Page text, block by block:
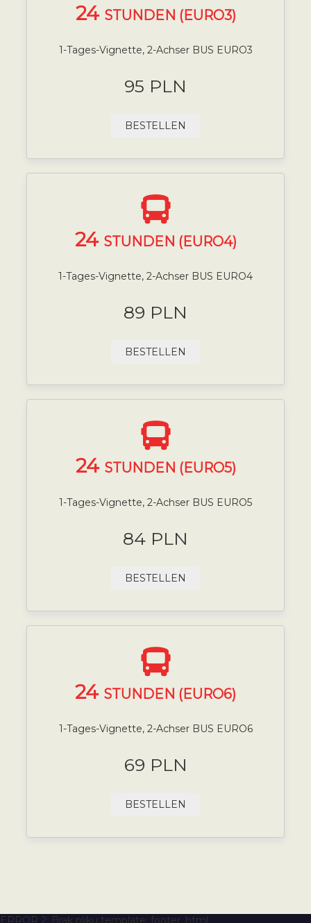
24 STUNDEN (EURO3)
1-Tages-Vignette, 2-Achser BUS EURO3
95 PLN
BESTELLEN
24 STUNDEN (EURO4)
1-Tages-Vignette, 2-Achser BUS EURO4
89 PLN
BESTELLEN
24 STUNDEN (EURO5)
1-Tages-Vignette, 2-Achser BUS EURO5
84 PLN
BESTELLEN
24 STUNDEN (EURO6)
1-Tages-Vignette, 2-Achser BUS EURO6
69 PLN
BESTELLEN
ERROR 2: Brak pliku template: footer_html